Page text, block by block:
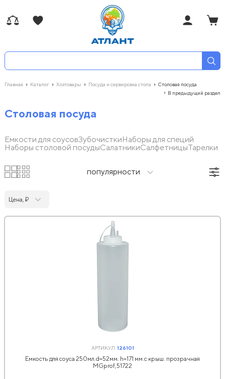
Главная Каталог Хозтовары Посуда и сервировка стола
Столовая посуда
В предыдущий раздел
Столовая посуда
Емкости для соусовЗубочисткиНаборы для специй
Наборы столовой посудыСалатникиСалфетницыТарелки
популярности
Цена, ₽
АРТИКУЛ:126101
Емкость для соуса 250мл.d=52мм. h=171 мм.с крыш. прозрачная
MGprof,51722